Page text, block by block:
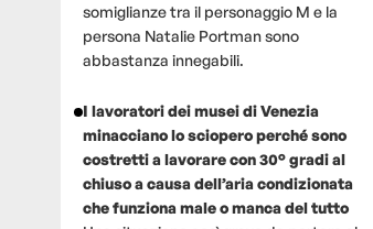
somiglianze tra il personaggio M e la
persona Natalie Portman sono
abbastanza innegabili.
I lavoratori dei musei di Venezia
minacciano lo sciopero perché sono
costretti a lavorare con 30° gradi al
chiuso a causa dell’aria condizionata
che funziona male o manca del tutto